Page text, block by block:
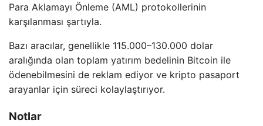
Para Aklamayı Önleme (AML) protokollerinin
karşılanması şartıyla.
Bazı aracılar, genellikle 115.000–130.000 dolar
aralığında olan toplam yatırım bedelinin Bitcoin ile
ödenebilmesini de reklam ediyor ve kripto pasaport
arayanlar için süreci kolaylaştırıyor.
Notlar